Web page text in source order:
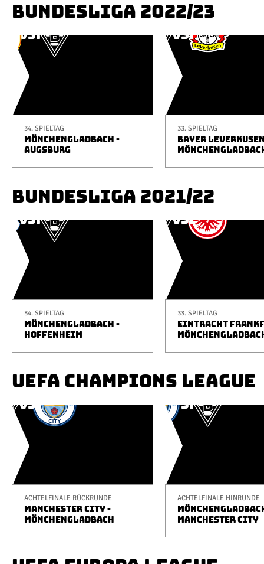
BUNDESLIGA 2022/23
34. SPIELTAG
MÖNCHENGLADBACH -
AUGSBURG
33. SPIELTAG
BAYER
BUNDESLIGA 2021/22
34. SPIELTAG
MÖNCHENGLADBACH -
HOFFENHEIM
33. SPIELTAG
EINTRACHT
UEFA CHAMPIONS LEAGUE
ACHTELFINALE RÜCKRUNDE
MANCHESTER CITY -
MÖNCHENGLADBACH
ACHTELFINALE HINRUNDE
MANCHESTER CITY